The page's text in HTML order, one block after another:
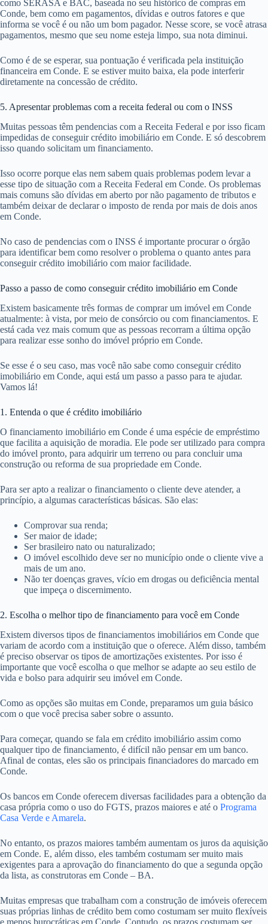
como SERASA e BAC, baseada no seu histórico de compras em
Conde, bem como em pagamentos, dívidas e outros fatores e que
informa se você é ou não um bom pagador. Nesse score, se você atrasa
pagamentos, mesmo que seu nome esteja limpo, sua nota diminui.
Como é de se esperar, sua pontuação é verificada pela instituição
financeira em Conde. E se estiver muito baixa, ela pode interferir
diretamente na concessão de crédito.
5. Apresentar problemas com a receita federal ou com o INSS
Muitas pessoas têm pendencias com a Receita Federal e por isso ficam
impedidas de conseguir crédito imobiliário em Conde. E só descobrem
isso quando solicitam um financiamento.
Isso ocorre porque elas nem sabem quais problemas podem levar a
esse tipo de situação com a Receita Federal em Conde. Os problemas
mais comuns são dívidas em aberto por não pagamento de tributos e
também deixar de declarar o imposto de renda por mais de dois anos
em Conde.
No caso de pendencias com o INSS é importante procurar o órgão
para identificar bem como resolver o problema o quanto antes para
conseguir crédito imobiliário com maior facilidade.
Passo a passo de como conseguir crédito imobiliário em Conde
Existem basicamente três formas de comprar um imóvel em Conde
atualmente: à vista, por meio de consórcio ou com financiamentos. E
está cada vez mais comum que as pessoas recorram a última opção
para realizar esse sonho do imóvel próprio em Conde.
Se esse é o seu caso, mas você não sabe como conseguir crédito
imobiliário em Conde, aqui está um passo a passo para te ajudar.
Vamos lá!
1. Entenda o que é crédito imobiliário
O financiamento imobiliário em Conde é uma espécie de empréstimo
que facilita a aquisição de moradia. Ele pode ser utilizado para compra
do imóvel pronto, para adquirir um terreno ou para concluir uma
construção ou reforma de sua propriedade em Conde.
Para ser apto a realizar o financiamento o cliente deve atender, a
princípio, a algumas características básicas. São elas:
Comprovar sua renda;
Ser maior de idade;
Ser brasileiro nato ou naturalizado;
O imóvel escolhido deve ser no município onde o cliente vive a
mais de um ano.
Não ter doenças graves, vício em drogas ou deficiência mental
que impeça o discernimento.
2. Escolha o melhor tipo de financiamento para você em Conde
Existem diversos tipos de financiamentos imobiliários em Conde que
variam de acordo com a instituição que o oferece. Além disso, também
é preciso observar os tipos de amortizações existentes. Por isso é
importante que você escolha o que melhor se adapte ao seu estilo de
vida e bolso para adquirir seu imóvel em Conde.
Como as opções são muitas em Conde, preparamos um guia básico
com o que você precisa saber sobre o assunto.
Para começar, quando se fala em crédito imobiliário assim como
qualquer tipo de financiamento, é difícil não pensar em um banco.
Afinal de contas, eles são os principais financiadores do marcado em
Conde.
Os bancos em Conde oferecem diversas facilidades para a obtenção da
casa própria como o uso do FGTS, prazos maiores e até o Programa
Casa Verde e Amarela.
No entanto, os prazos maiores também aumentam os juros da aquisição
em Conde. E, além disso, eles também costumam ser muito mais
exigentes para a aprovação do financiamento do que a segunda opção
da lista, as construtoras em Conde – BA.
Muitas empresas que trabalham com a construção de imóveis oferecem
suas próprias linhas de crédito bem como costumam ser muito flexíveis
e menos burocráticas em Conde. Contudo, os prazos costumam ser